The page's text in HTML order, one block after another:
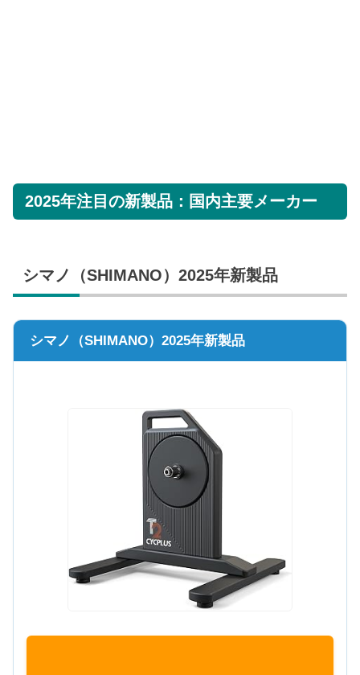
2025年注目の新製品：国内主要メーカー
シマノ（SHIMANO）2025年新製品
シマノ（SHIMANO）2025年新製品